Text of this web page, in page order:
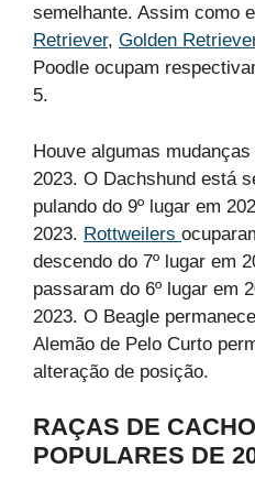
semelhante. Assim como
Retriever, Golden
Poodle ocupam
5.
Houve algumas
2023. O Dachshund está
pulando do 9º lugar em
2023. Rottweilers
descendo do 7º lugar em
passaram do 6º lugar em
2023. O Beagle
Alemão de Pelo Curto
alteração de posição.
RAÇAS DE
POPULARES DE